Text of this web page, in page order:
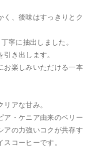
く、後味はすっきりとク
寧に抽出しました。
き出します。
お楽しみいただける一本
アな甘み。
ア・ケニア由来のベリー
アの力強いコクが共存す
コーヒーです。